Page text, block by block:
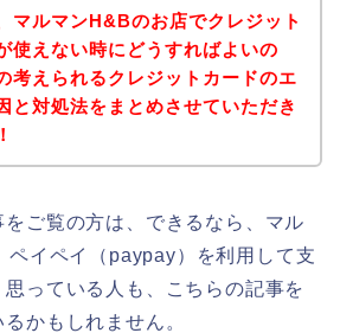
マルマンH&Bのお店でクレジット
使えない時にどうすればよいの
考えられるクレジットカードのエ
と対処法をまとめさせていただき
ご覧の方は、できるなら、マル
ペイペイ（paypay）を利用して支
っている人も、こちらの記事を
かもしれません。